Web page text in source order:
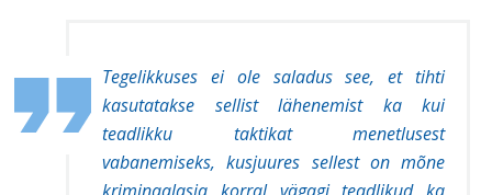
Tegelikkuses ei ole saladus see, et tihti
kasutatakse sellist lähenemist ka kui
teadlikku taktikat menetlusest
vabanemiseks, kusjuures sellest on mõne
kriminaalasja korral vägagi teadlikud ka